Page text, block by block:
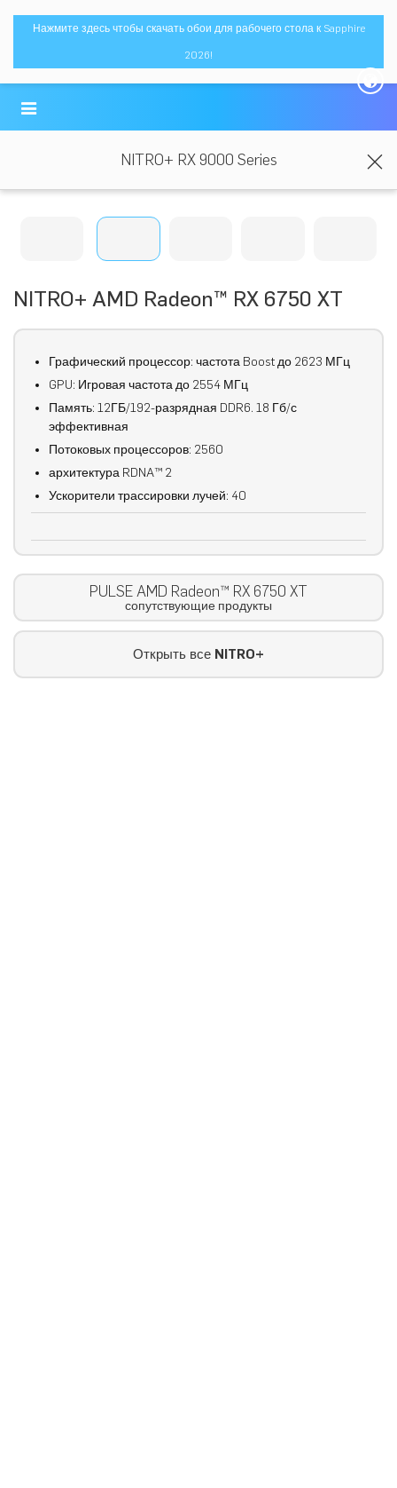
Нажмите здесь чтобы скачать обои для рабочего стола к Sapphire
2026!
NITRO+ RX 9000 Series
NITRO+ AMD Radeon™ RX 6750 XT
Графический процессор: частота Boost до 2623 МГц
GPU: Игровая частота до 2554 МГц
Память: 12ГБ/192-разрядная DDR6. 18 Гб/с
эффективная
Потоковых процессоров: 2560
архитектура RDNA™ 2
Ускорители трассировки лучей: 40
PULSE AMD Radeon™ RX 6750 XT
сопутствующие продукты
Открыть все NITRO+